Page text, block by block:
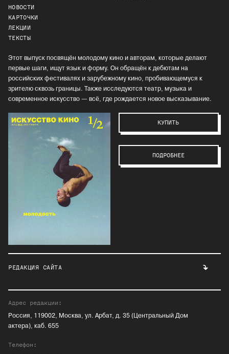
НОВОСТИ
КАРТОЧКИ
ЛЕКЦИИ
ТЕКСТЫ
Этот выпуск посвящён молодому кино и авторам, которые делают
первые шаги, ищут язык и форму. Он обращён к дебютам на
российских фестивалях и зарубежному кино, пробивающемуся к
зрителю сквозь границы. Также исследуются театр, музыка и
современное искусство — всё, где рождается новое высказывание.
КУПИТЬ
ПОДРОБНЕЕ
РЕДАКЦИЯ САЙТА
Адрес редакции:
Россия, 119002, Москва, ул. Арбат, д. 35 (Центральный Дом
актера), каб. 655
Телефон: